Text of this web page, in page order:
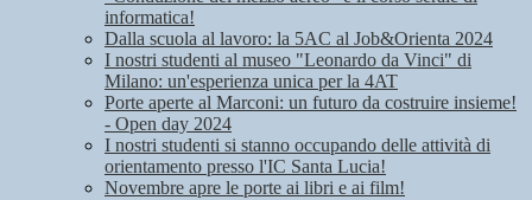
informatica!
Dalla scuola al lavoro: la 5AC al Job&Orienta 2024
I nostri studenti al museo "Leonardo da Vinci" di
Milano: un'esperienza unica per la 4AT
Porte aperte al Marconi: un futuro da costruire insieme!
- Open day 2024
I nostri studenti si stanno occupando delle attività di
orientamento presso l'IC Santa Lucia!
Novembre apre le porte ai libri e ai film!